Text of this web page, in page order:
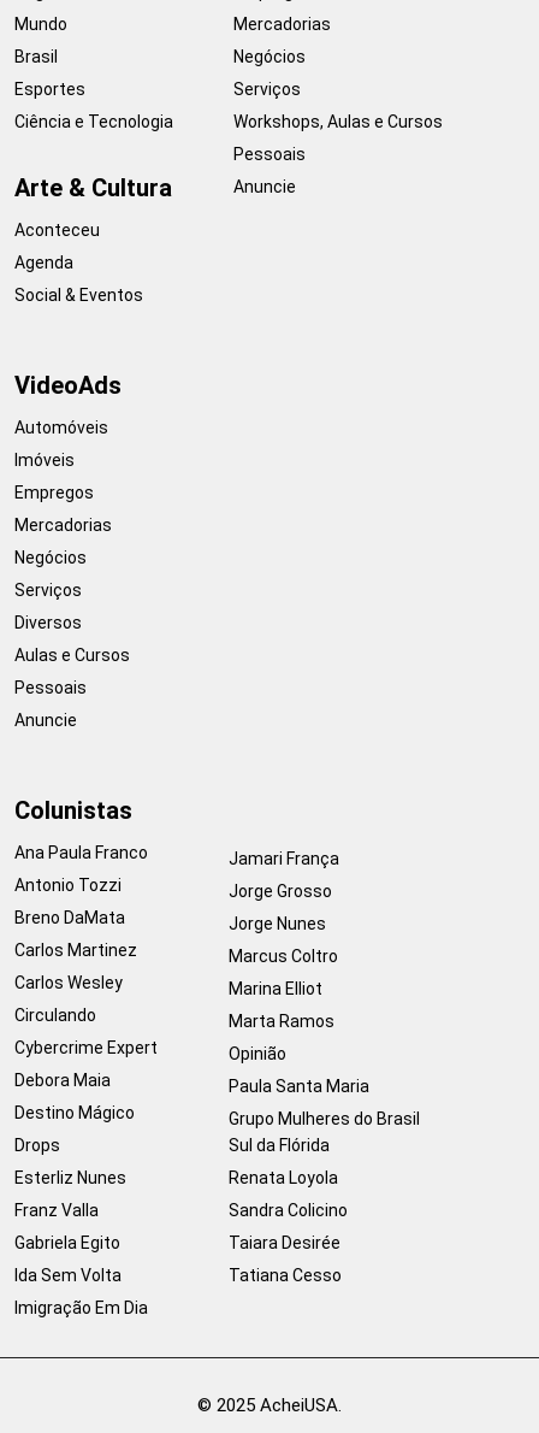
Mundo
Brasil
Esportes
Ciência e Tecnologia
Arte & Cultura
Aconteceu
Agenda
Social & Eventos
Mercadorias
Negócios
Serviços
Workshops, Aulas e Cursos
Pessoais
Anuncie
VideoAds
Automóveis
Imóveis
Empregos
Mercadorias
Negócios
Serviços
Diversos
Aulas e Cursos
Pessoais
Anuncie
Colunistas
Ana Paula Franco
Antonio Tozzi
Breno DaMata
Carlos Martinez
Carlos Wesley
Circulando
Cybercrime Expert
Debora Maia
Destino Mágico
Drops
Esterliz Nunes
Franz Valla
Gabriela Egito
Ida Sem Volta
Imigração Em Dia
Jamari França
Jorge Grosso
Jorge Nunes
Marcus Coltro
Marina Elliot
Marta Ramos
Opinião
Paula Santa Maria
Grupo Mulheres do Brasil
Sul da Flórida
Renata Loyola
Sandra Colicino
Taiara Desirée
Tatiana Cesso
© 2025 AcheiUSA.